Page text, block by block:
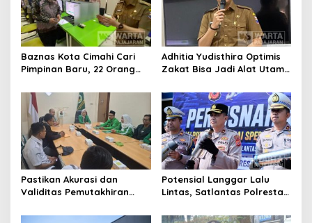
Baznas Kota Cimahi Cari
Pimpinan Baru, 22 Orang
Adhitia Yudisthira Optimis
Zakat Bisa Jadi Alat Utama
Kota Cimahi
Pastikan Akurasi dan
Validitas Pemutakhiran
Cimahi Lakukan
Potensial Langgar Lalu
Lintas, Satlantas Polresta
Motor Berknalpot Brong